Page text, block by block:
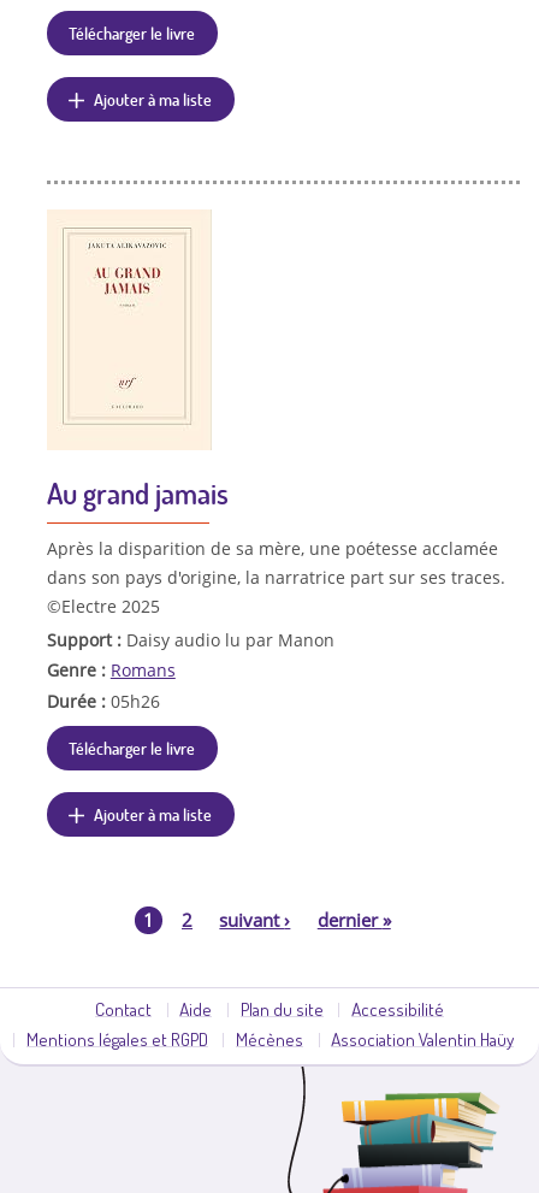
Télécharger le livre
Ajouter à ma liste
Au grand jamais
Après la disparition de sa mère, une poétesse acclamée
dans son pays d'origine, la narratrice part sur ses traces.
©Electre 2025
Support : Daisy audio lu par Manon
Genre : Romans
Durée : 05h26
Télécharger le livre
Ajouter à ma liste
g
1 2 suivant› dernier»
Contact Aide Plan du site
Accessibilité
Mentions légales et RGPD
Mécènes Association Valentin Haüy